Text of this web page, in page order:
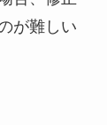
が難しい